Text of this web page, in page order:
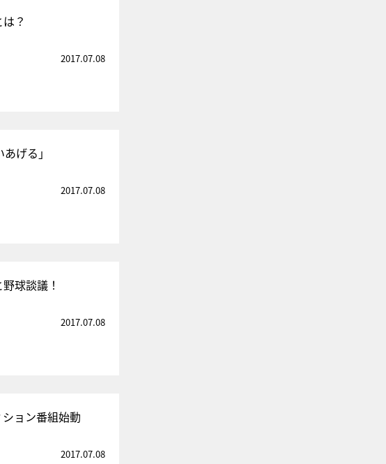
？
2017.07.08
げる」
2017.07.08
球談議！
2017.07.08
ョン番組始動
2017.07.08